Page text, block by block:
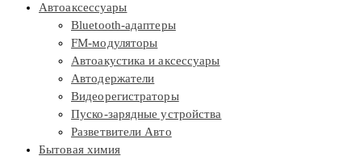
Автоаксессуары
Bluetooth-адаптеры
FM-модуляторы
Автоакустика и аксессуары
Автодержатели
Видеорегистраторы
Пуско-зарядные устройства
Разветвители Авто
Бытовая химия